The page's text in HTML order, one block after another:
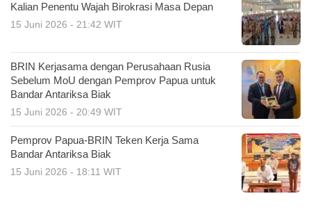
Kalian Penentu Wajah Birokrasi Masa Depan
15 Juni 2026 - 21:42 WIT
BRIN Kerjasama dengan Perusahaan Rusia
Sebelum MoU dengan Pemprov Papua untuk
Bandar Antariksa Biak
15 Juni 2026 - 20:49 WIT
Pemprov Papua-BRIN Teken Kerja Sama
Bandar Antariksa Biak
15 Juni 2026 - 18:11 WIT